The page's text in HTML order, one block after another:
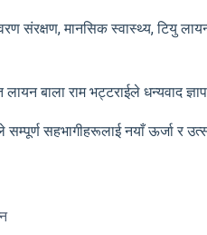
संरक्षण, मानसिक स्वास्थ्य, टियु
बाला राम भट्टराईले धन्यवाद
सहभागीहरूलाई नयाँ ऊर्जा र